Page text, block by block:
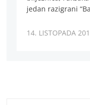
jedan razigrani
14. LISTOPADA